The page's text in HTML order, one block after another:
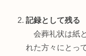
記録として残る
会葬礼状は紙
れた方々にとっ